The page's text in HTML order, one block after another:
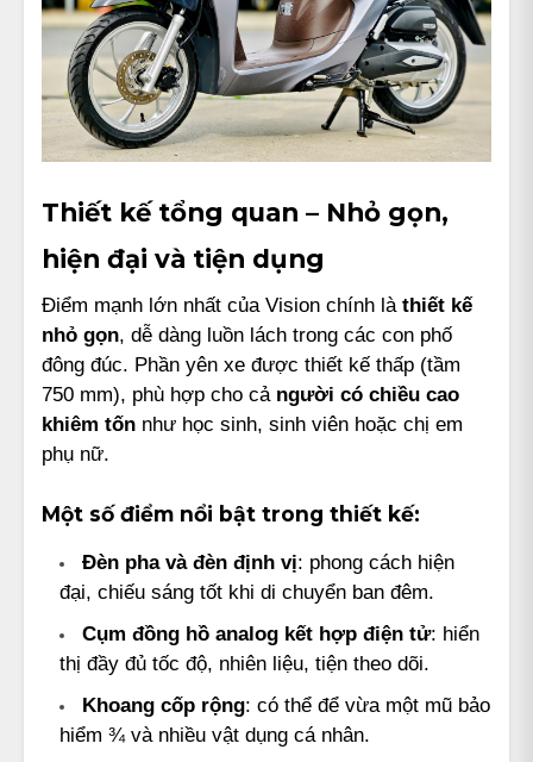
Thiết kế tổng quan – Nhỏ gọn,
hiện đại và tiện dụng
Điểm mạnh lớn nhất của Vision chính là thiết kế
nhỏ gọn, dễ dàng luồn lách trong các con phố
đông đúc. Phần yên xe được thiết kế thấp (tầm
750 mm), phù hợp cho cả người có chiều cao
khiêm tốn như học sinh, sinh viên hoặc chị em
phụ nữ.
Một số điểm nổi bật trong thiết kế:
Đèn pha và đèn định vị: phong cách hiện
đại, chiếu sáng tốt khi di chuyển ban đêm.
Cụm đồng hồ analog kết hợp điện tử: hiển
thị đầy đủ tốc độ, nhiên liệu, tiện theo dõi.
Khoang cốp rộng: có thể để vừa một mũ bảo
hiểm ¾ và nhiều vật dụng cá nhân.